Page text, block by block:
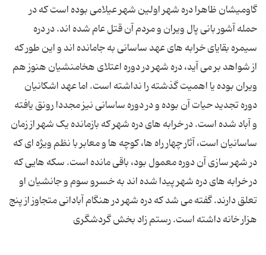
گاومیشان ظاهرا دره شهر اولین شهر عیلامی بوده است که در
حمله آشور بانی پال ویران و مردم آن قتل عام شده اند. در دره
سیمره بقایای خرابه های عهد ساسانی به جامانده اند و این طور که
از شواهد بر می آید، دره شهر در دوره اعتلای هخامنشیان هنوز هم
ویران بوده یا اهمیت گذشته را نداشته است. اما عهد اشکانیان
دوره تجدید حیات آن بوده و در دوره ساسانی نیز مجددا رونق یافته
و آباد شده است. در خرابه های دره شهر که بازمانده یک شهر از زمان
ساسانیان است، آثار چهار راه ها، کوچه ها و معابر با نظم ویژه ای که
در شهر سازی آن دوره معمول بود، باقی مانده است. سکه هایی که
در خرابه های دره شهر پیدا شده اند به خسرو سوم و جانشیان او
تعلق دارند. گفته می شد که دره شهر در هنگام آبادانی متجاوز از پنج
هزار خانه داشته است. رستم زاد بخش گردشگری